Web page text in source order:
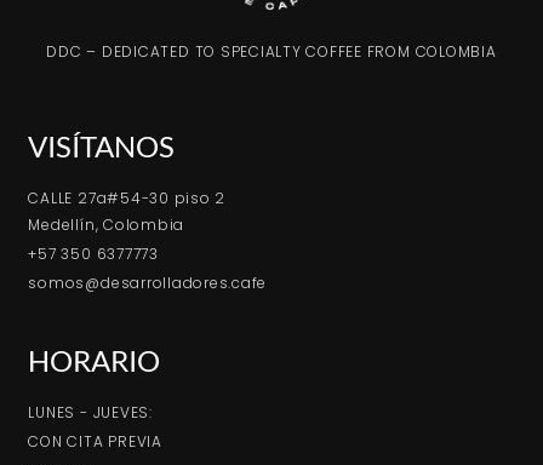
DDC – DEDICATED TO SPECIALTY COFFEE FROM COLOMBIA
VISÍTANOS
CALLE 27a#54-30 piso 2
Medellín, Colombia
+57 350 6377773
somos@desarrolladores.cafe
HORARIO
LUNES - JUEVES:
CON CITA PREVIA